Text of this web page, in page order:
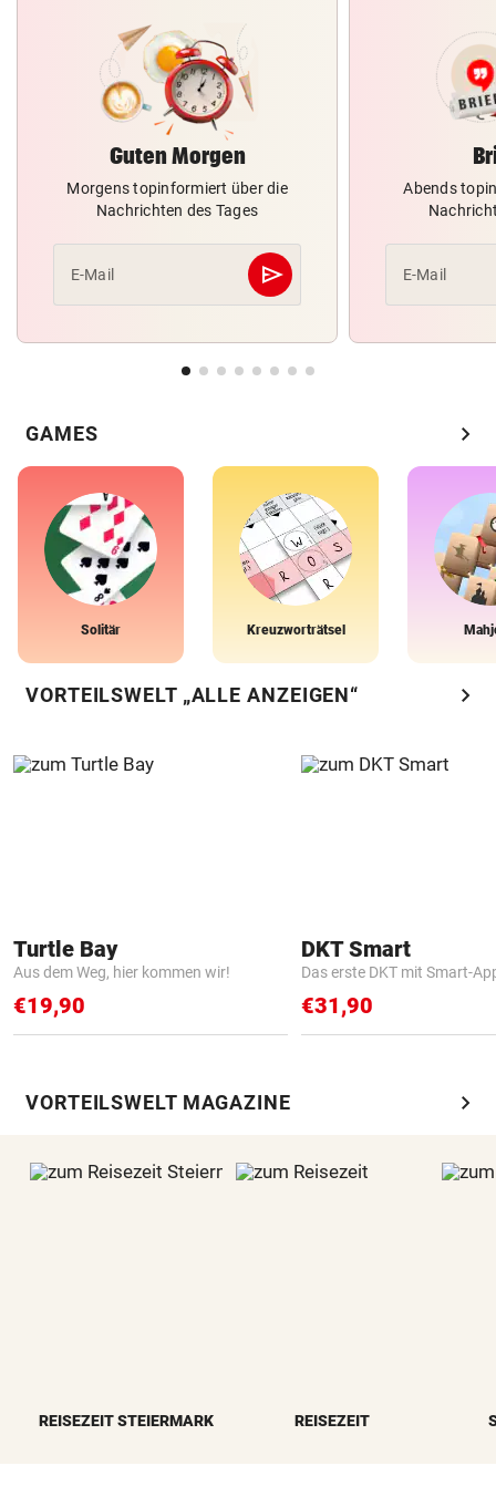
Guten Morgen
Morgens topinformiert über die
Nachrichten des Tages
E-Mail send
Abschicken
Abends
E-Mail
GAMES chevron_right
Solitär Kreuzworträtsel
VORTEILSWELT „ALLE ANZEIGEN“ chevron_right
Turtle Bay
Aus dem Weg, hier kommen wir!
€19,90
DKT Smart
Das erste DKT mit Smart-
€31,90
VORTEILSWELT MAGAZINE chevron_right
REISEZEIT STEIERMARK REISEZEIT